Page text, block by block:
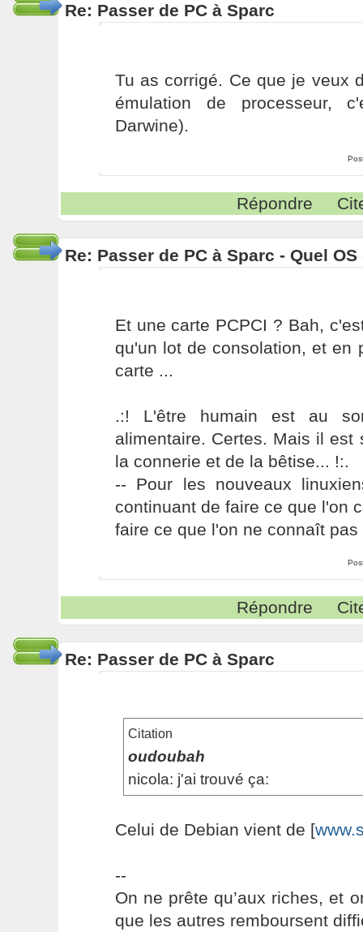
Re: Passer de PC à Sparc
Tu as corrigé. Ce que je veux
émulation de processeur,
Darwine).
Répondre
Re: Passer de PC à Sparc - Quel
Et une carte PCPCI ? Bah,
qu'un lot de consolation, et en
carte ...
.:! L'être humain est au
alimentaire. Certes. Mais il est
la connerie et de la bêtise... !:.
-- Pour les nouveaux
continuant de faire ce que l'on
faire ce que l'on ne connaît pas
Répondre
Re: Passer de PC à Sparc
Citation
oudoubah
nicola: j'ai trouvé ça:
Celui de Debian vient de [
--
On ne prête qu’aux riches, et
que les autres remboursent